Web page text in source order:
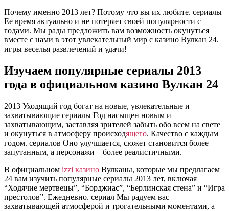
Почему именно 2013 лет? Потому что вы их любите. сериалы
Ее время актуально и не потеряет своей популярности с
годами. Мы рады предложить вам возможность окунуться
вместе с нами в этот увлекательный мир с казино Вулкан 24.
игры веселья развлечений и удачи!
Изучаем популярные сериалы 2013
года в официальном казино Вулкан 24
2013 Уходящий год богат на новые, увлекательные и
захватывающие сериалы Год насыщен новым и
захватывающим, заставляя зрителей забыть обо всем на свете
и окунуться в атмосферу происходящего. Качество с каждым
годом. сериалов Оно улучшается, сюжет становится более
запутанным, а персонажи – более реалистичными.
В официальном izzi казино Вулканы, которые мы предлагаем
24 вам изучить популярные сериалы 2013 лет, включая
“Ходячие мертвецы”, “Борджиас”, “Берлинская стена” и “Игра
престолов”. Ежедневно. сериал Мы радуем вас
захватывающей атмосферой и трогательными моментами, а